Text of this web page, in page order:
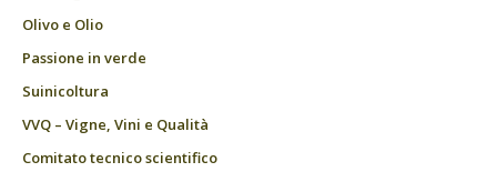
Olivo e Olio
Passione in verde
Suinicoltura
VVQ – Vigne, Vini e Qualità
Comitato tecnico scientifico